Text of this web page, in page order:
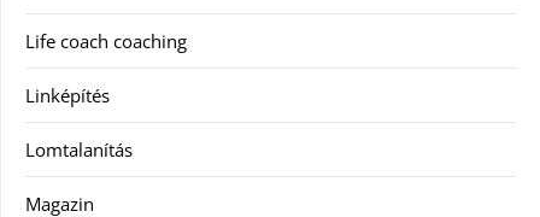
Life coach coaching
Linképítés
Lomtalanítás
Magazin